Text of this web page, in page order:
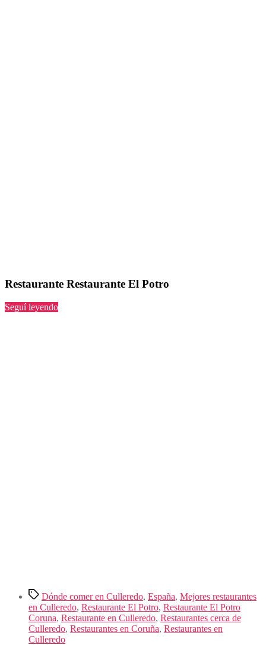
Restaurante Restaurante El Potro
Seguí leyendo“Restaurante
Etiquetas
Dónde comer en Culleredo, España, Mejores restaurantes
en Culleredo, Restaurante El Potro, Restaurante El Potro
Coruna, Restaurante en Culleredo, Restaurantes cerca de
Culleredo, Restaurantes en Coruña, Restaurantes en
Culleredo